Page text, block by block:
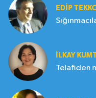
EDIP
İLKAY
Telafiden